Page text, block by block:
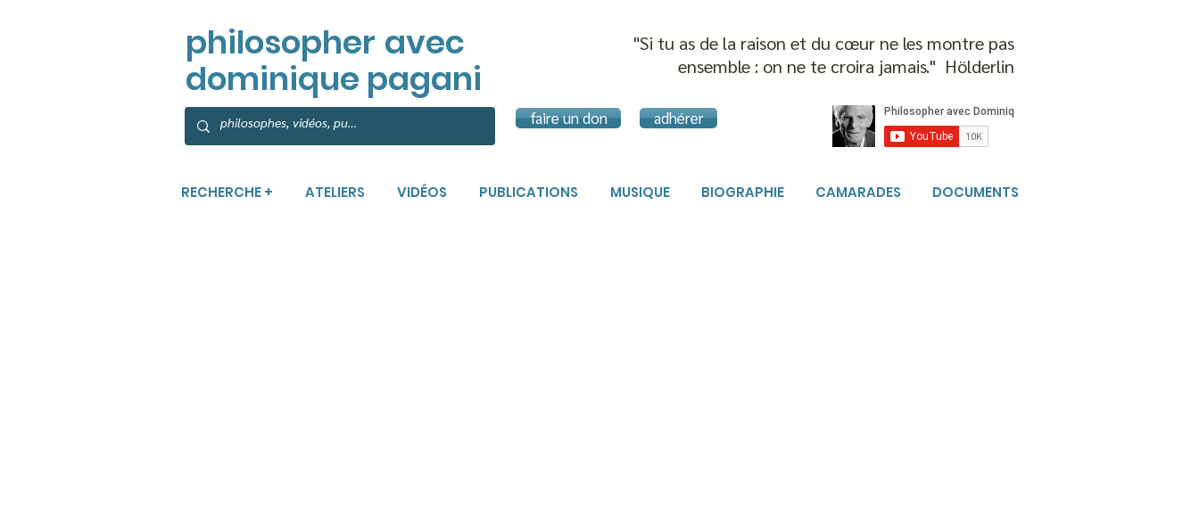
philosopher avec
dominique pagani
"Si tu as de la raison et du cœur ne les montre pas
ensemble : on ne te croira jamais." Hölderlin
faire un don adhérer
RECHERCHE + ATELIERS VIDÉOS PUBLICATIONS MUSIQUE BIOGRAPHIE CAMARADES DOCUMENTS